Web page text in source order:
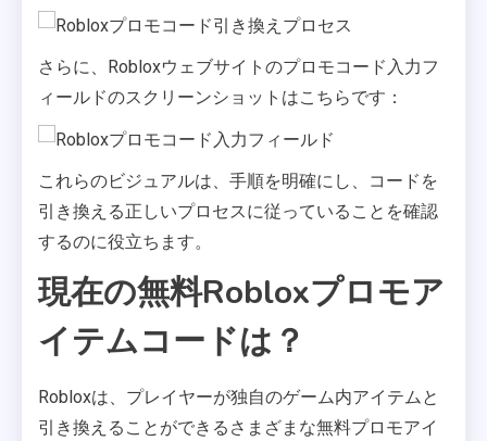
さらに、Robloxウェブサイトのプロモコード入力フ
ィールドのスクリーンショットはこちらです：
これらのビジュアルは、手順を明確にし、コードを
引き換える正しいプロセスに従っていることを確認
するのに役立ちます。
現在の無料Robloxプロモア
イテムコードは？
Robloxは、プレイヤーが独自のゲーム内アイテムと
引き換えることができるさまざまな無料プロモアイ